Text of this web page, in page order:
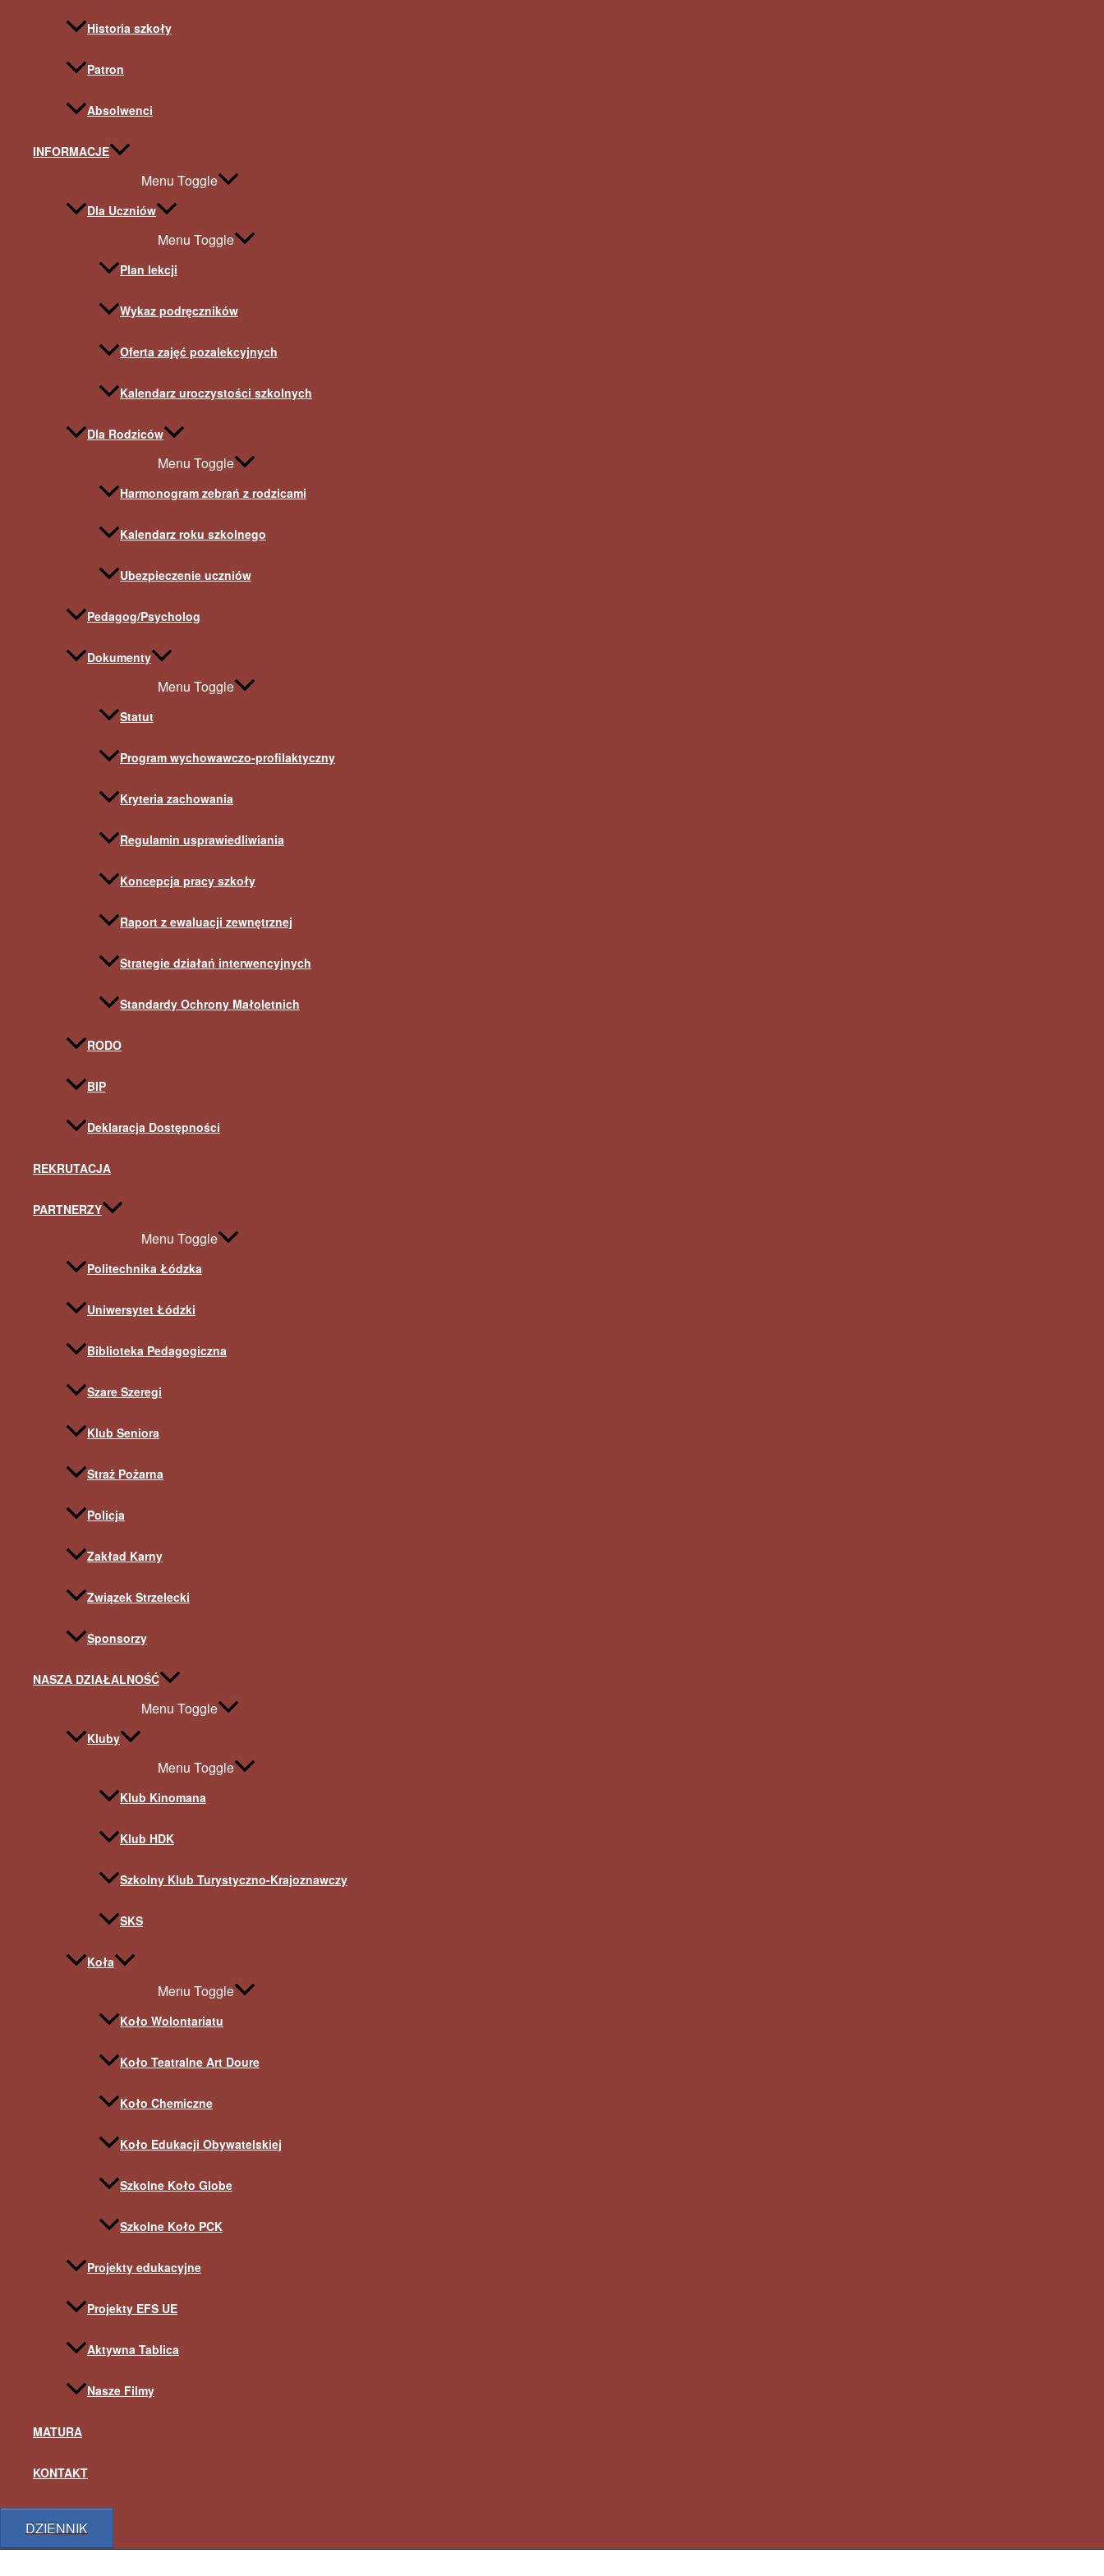
Historia szkoły
Patron
Absolwenci
INFORMACJE
Menu Toggle
Dla Uczniów
Menu Toggle
Plan lekcji
Wykaz podręczników
Oferta zajęć pozalekcyjnych
Kalendarz uroczystości szkolnych
Dla Rodziców
Menu Toggle
Harmonogram zebrań z rodzicami
Kalendarz roku szkolnego
Ubezpieczenie uczniów
Pedagog/Psycholog
Dokumenty
Menu Toggle
Statut
Program wychowawczo-profilaktyczny
Kryteria zachowania
Regulamin usprawiedliwiania
Koncepcja pracy szkoły
Raport z ewaluacji zewnętrznej
Strategie działań interwencyjnych
Standardy Ochrony Małoletnich
RODO
BIP
Deklaracja Dostępności
REKRUTACJA
PARTNERZY
Menu Toggle
Politechnika Łódzka
Uniwersytet Łódzki
Biblioteka Pedagogiczna
Szare Szeregi
Klub Seniora
Straż Pożarna
Policja
Zakład Karny
Związek Strzelecki
Sponsorzy
NASZA DZIAŁALNOŚĆ
Menu Toggle
Kluby
Menu Toggle
Klub Kinomana
Klub HDK
Szkolny Klub Turystyczno-Krajoznawczy
SKS
Koła
Menu Toggle
Koło Wolontariatu
Koło Teatralne Art Doure
Koło Chemiczne
Koło Edukacji Obywatelskiej
Szkolne Koło Globe
Szkolne Koło PCK
Projekty edukacyjne
Projekty EFS UE
Aktywna Tablica
Nasze Filmy
MATURA
KONTAKT
DZIENNIK